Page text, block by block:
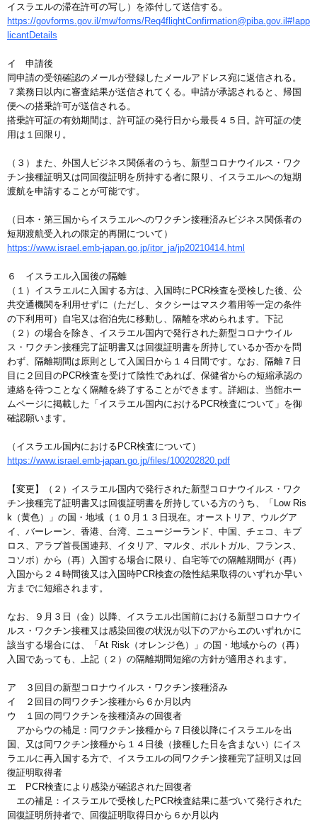
イスラエルの滞在許可の写し）を添付して送信する。
https://govforms.gov.il/mw/forms/Req4flightConfirmation@piba.gov.il#!app
licantDetails
イ 申請後
同申請の受領確認のメールが登録したメールアドレス宛に返信される。
７業務日以内に審査結果が送信されてくる。申請が承認されると、帰国
便への搭乗許可が送信される。
搭乗許可証の有効期間は、許可証の発行日から最長４５日。許可証の使
用は１回限り。
（３）また、外国人ビジネス関係者のうち、新型コロナウイルス・ワク
チン接種証明又は同回復証明を所持する者に限り、イスラエルへの短期
渡航を申請することが可能です。
（日本・第三国からイスラエルへのワクチン接種済みビジネス関係者の
短期渡航受入れの限定的再開について）
https://www.israel.emb-japan.go.jp/itpr_ja/jp20210414.html
６ イスラエル入国後の隔離
（１）イスラエルに入国する方は、入国時にPCR検査を受検した後、公
共交通機関を利用せずに（ただし、タクシーはマスク着用等一定の条件
の下利用可）自宅又は宿泊先に移動し、隔離を求められます。下記
（２）の場合を除き、イスラエル国内で発行された新型コロナウイル
ス・ワクチン接種完了証明書又は回復証明書を所持しているか否かを問
わず、隔離期間は原則として入国日から１４日間です。なお、隔離７日
目に２回目のPCR検査を受けて陰性であれば、保健省からの短縮承認の
連絡を待つことなく隔離を終了することができます。詳細は、当館ホー
ムページに掲載した「イスラエル国内におけるPCR検査について」を御
確認願います。
（イスラエル国内におけるPCR検査について）
https://www.israel.emb-japan.go.jp/files/100202820.pdf
【変更】（２）イスラエル国内で発行された新型コロナウイルス・ワク
チン接種完了証明書又は回復証明書を所持している方のうち、「Low Ris
k（黄色）」の国・地域（１０月１３日現在。オーストリア、ウルグア
イ、バーレーン、香港、台湾、ニュージーランド、中国、チェコ、キプ
ロス、アラブ首長国連邦、イタリア、マルタ、ポルトガル、フランス、
コソボ）から（再）入国する場合に限り、自宅等での隔離期間が（再）
入国から２４時間後又は入国時PCR検査の陰性結果取得のいずれか早い
方までに短縮されます。
なお、９月３日（金）以降、イスラエル出国前における新型コロナウイ
ルス・ワクチン接種又は感染回復の状況が以下のアからエのいずれかに
該当する場合には、「At Risk（オレンジ色）」の国・地域からの（再）
入国であっても、上記（２）の隔離期間短縮の方針が適用されます。
ア ３回目の新型コロナウイルス・ワクチン接種済み
イ ２回目の同ワクチン接種から６か月以内
ウ １回の同ワクチンを接種済みの回復者
アからウの補足：同ワクチン接種から７日後以降にイスラエルを出
国、又は同ワクチン接種から１４日後（接種した日を含まない）にイス
ラエルに再入国する方で、イスラエルの同ワクチン接種完了証明又は回
復証明取得者
エ PCR検査により感染が確認された回復者
エの補足：イスラエルで受検したPCR検査結果に基づいて発行された
回復証明所持者で、回復証明取得日から６か月以内